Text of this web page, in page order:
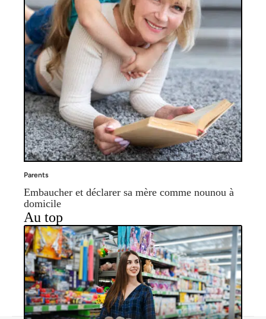
Parents
Embaucher et déclarer sa mère comme nounou à
domicile
Au top